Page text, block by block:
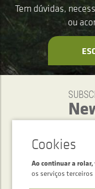
Tem dúvidas,
ou
Ao continuar a rolar,
os serviços terceiros